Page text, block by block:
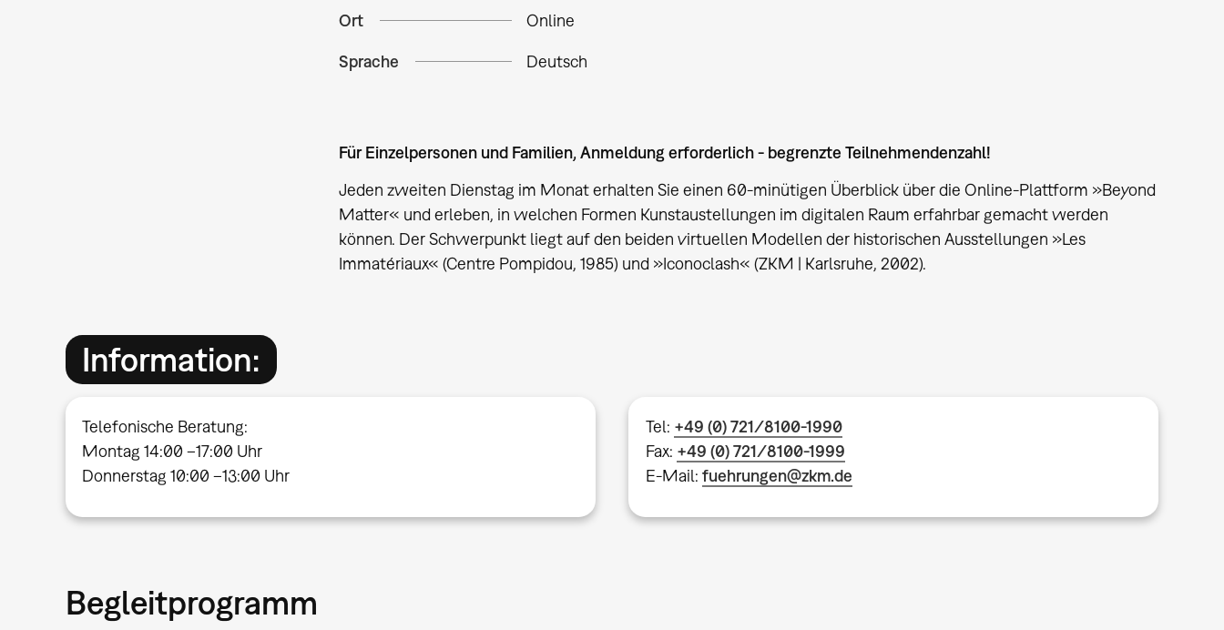
Ort Online
Sprache Deutsch
Für Einzelpersonen und Familien, Anmeldung erforderlich - begrenzte Teilnehmendenzahl!
Jeden zweiten Dienstag im Monat erhalten Sie einen 60-minütigen Überblick über die Online-Plattform »Beyond
Matter« und erleben, in welchen Formen Kunstaustellungen im digitalen Raum erfahrbar gemacht werden
können. Der Schwerpunkt liegt auf den beiden virtuellen Modellen der historischen Ausstellungen »Les
Immatériaux« (Centre Pompidou, 1985) und »Iconoclash« (ZKM | Karlsruhe, 2002).
Information:
Telefonische Beratung:
Montag 14:00 –17:00 Uhr
Donnerstag 10:00 –13:00 Uhr
Tel: +49 (0) 721/8100-1990
Fax: +49 (0) 721/8100-1999
E-Mail: fuehrungen@zkm.de
Begleitprogramm